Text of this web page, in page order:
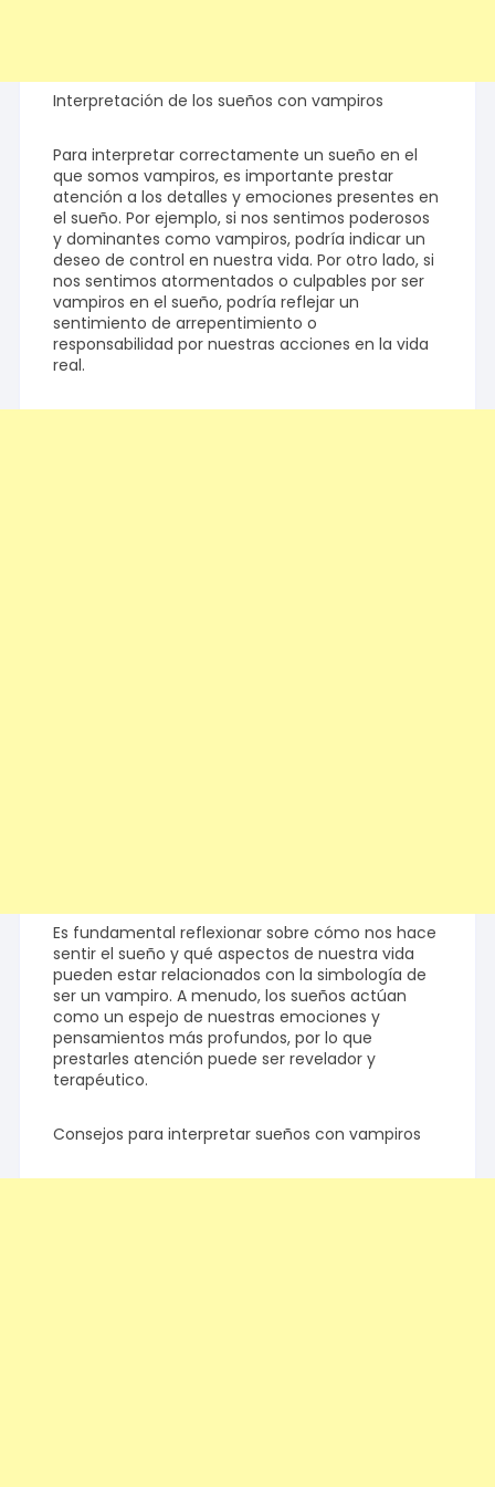
Interpretación de los sueños con vampiros
Para interpretar correctamente un sueño en el
que somos vampiros, es importante prestar
atención a los detalles y emociones presentes en
el sueño. Por ejemplo, si nos sentimos poderosos
y dominantes como vampiros, podría indicar un
deseo de control en nuestra vida. Por otro lado, si
nos sentimos atormentados o culpables por ser
vampiros en el sueño, podría reflejar un
sentimiento de arrepentimiento o
responsabilidad por nuestras acciones en la vida
real.
Es fundamental reflexionar sobre cómo nos hace
sentir el sueño y qué aspectos de nuestra vida
pueden estar relacionados con la simbología de
ser un vampiro. A menudo, los sueños actúan
como un espejo de nuestras emociones y
pensamientos más profundos, por lo que
prestarles atención puede ser revelador y
terapéutico.
Consejos para interpretar sueños con vampiros